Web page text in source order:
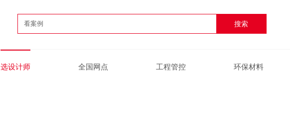
看案例
选设计师 全国网点 工程管控 环保材料